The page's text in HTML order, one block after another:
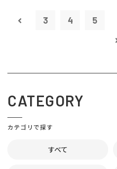
3 4 5
CATEGORY
カテゴリで探す
すべて